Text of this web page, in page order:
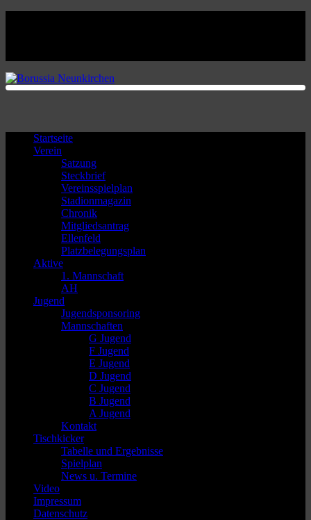
Startseite
Verein
Satzung
Steckbrief
Vereinsspielplan
Stadionmagazin
Chronik
Mitgliedsantrag
Ellenfeld
Platzbelegungsplan
Aktive
1. Mannschaft
AH
Jugend
Jugendsponsoring
Mannschaften
G Jugend
F Jugend
E Jugend
D Jugend
C Jugend
B Jugend
A Jugend
Kontakt
Tischkicker
Tabelle und Ergebnisse
Spielplan
News u. Termine
Video
Impressum
Datenschutz